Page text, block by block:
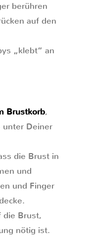
berühren
auf den
„klebt“ an
Brustkorb,
unter Deiner
die Brust in
und
und Finger
die Brust,
nötig ist.